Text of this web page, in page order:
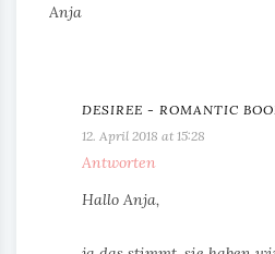
Anja
DESIREE - ROMANTIC
12. April 2018 at 15:28
Antworten
Hallo Anja,